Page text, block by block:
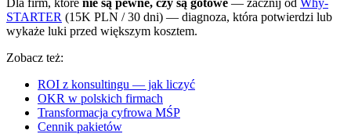
STARTER (15K PLN / 30 dni) — diagnoza, która potwierdzi lub
wykaże luki przed większym kosztem.
Zobacz też:
ROI z konsultingu — jak liczyć
OKR w polskich firmach
Transformacja cyfrowa MŚP
Cennik pakietów